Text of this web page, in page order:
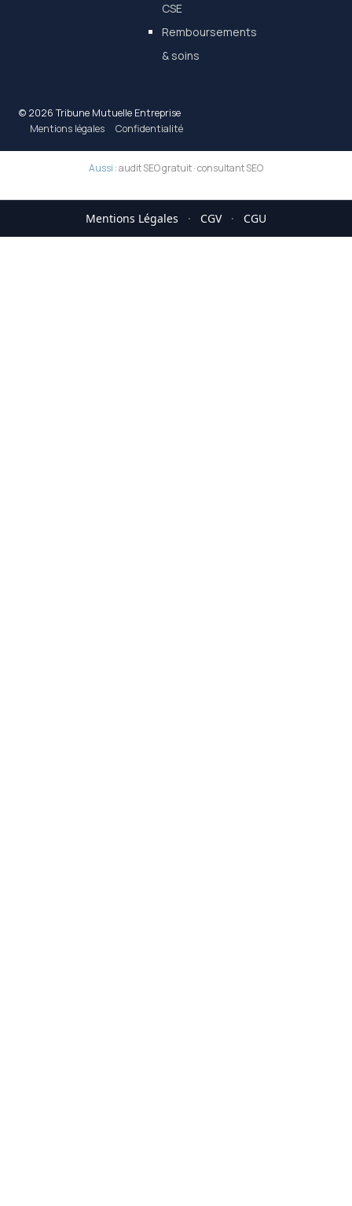
CSE
Remboursements
& soins
© 2026 Tribune Mutuelle Entreprise
Mentions légales
Confidentialité
Aussi :audit SEO gratuit·consultant SEO
Mentions Légales · CGV · CGU